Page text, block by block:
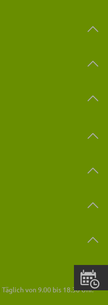
Täglich von 9.00 bis 18.30 Uhr.